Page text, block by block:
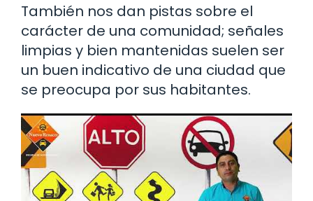
También nos dan pistas sobre el
carácter de una comunidad; señales
limpias y bien mantenidas suelen ser
un buen indicativo de una ciudad que
se preocupa por sus habitantes.